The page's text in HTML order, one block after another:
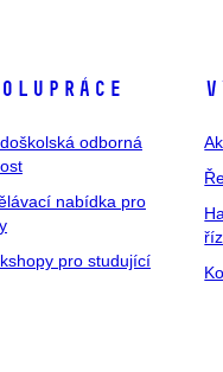
odborná
nabídka pro
pro studující